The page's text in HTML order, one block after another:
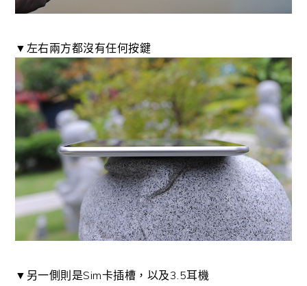
▼左右兩方都沒有任何按鍵
▼另一側則是Sim卡插槽，以及3.5耳機